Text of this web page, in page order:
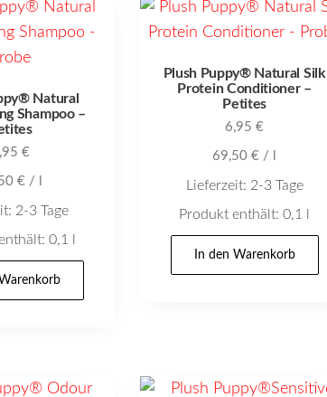
Natural
Shampoo –
€
€/
2-3 Tage
0,1
Plush Puppy® Natural Silk
Protein Conditioner –
Petites
6,95€
69,50€ /
Lieferzeit: 2-3 Tage
Produkt enthält: 0,1
In den Warenkorb